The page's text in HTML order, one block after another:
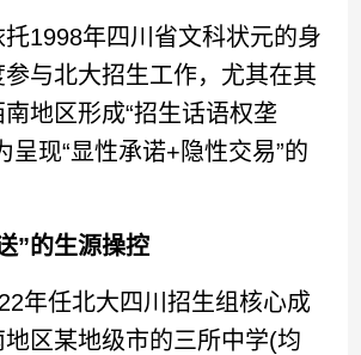
年四川省文科状元的身
与北大招生工作，尤其在其
地区形成“招生话语权垄
呈现“显性承诺+隐性交易”的
”的生源操控
任北大四川招生组核心成
地区某地级市的三所中学(均